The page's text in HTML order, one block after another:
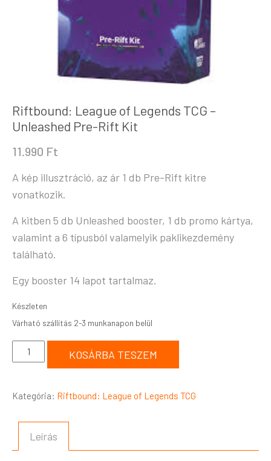
Riftbound: League of Legends TCG –
Unleashed Pre-Rift Kit
11.990 Ft
A kép illusztráció, az ár 1 db Pre-Rift kitre
vonatkozik.
A kitben 5 db Unleashed booster, 1 db promo kártya,
valamint a 6 típusból valamelyik paklikezdemény
található.
Egy booster 14 lapot tartalmaz.
Készleten
KOSÁRBA TESZEM
Kategória: Riftbound: League of Legends TCG
Leírás